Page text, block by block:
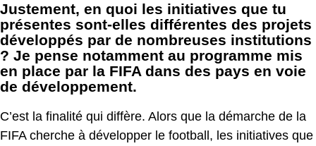
Justement, en quoi les initiatives que tu
présentes sont-elles différentes des projets
développés par de nombreuses institutions
? Je pense notamment au programme mis
en place par la FIFA dans des pays en voie
de développement.
C’est la finalité qui diffère. Alors que la démarche de la
FIFA cherche à développer le football, les initiatives que